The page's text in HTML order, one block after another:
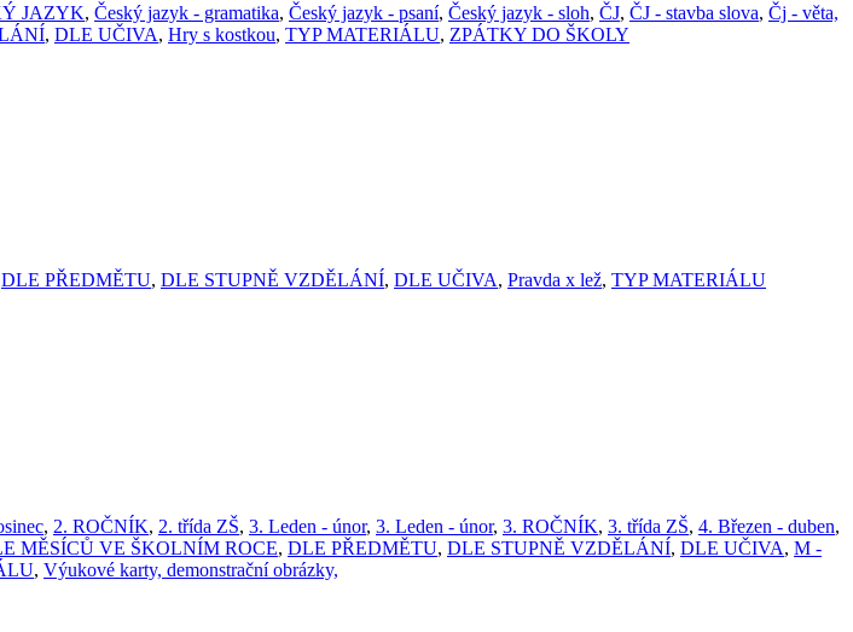
JAZYK, Český jazyk - gramatika, Český jazyk - psaní, Český jazyk - sloh, ČJ, ČJ - stavba slova, Čj - věta,
, DLE UČIVA, Hry s kostkou, TYP MATERIÁLU, ZPÁTKY DO ŠKOLY
DLE PŘEDMĚTU, DLE STUPNĚ VZDĚLÁNÍ, DLE UČIVA, Pravda x lež, TYP MATERIÁLU
, 2. ROČNÍK, 2. třída ZŠ, 3. Leden - únor, 3. Leden - únor, 3. ROČNÍK, 3. třída ZŠ, 4. Březen - duben,
MĚSÍCŮ VE ŠKOLNÍM ROCE, DLE PŘEDMĚTU, DLE STUPNĚ VZDĚLÁNÍ, DLE UČIVA, M -
, Výukové karty, demonstrační obrázky,